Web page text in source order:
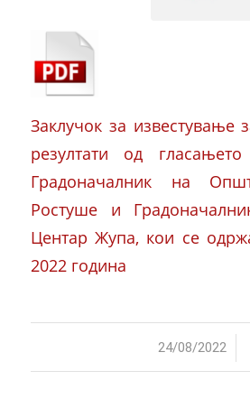
Заклучок за известување
резултати од
Градоначалник на
Ростуше и
Центар Жупа, кои се
2022 година
24/08/2022
/